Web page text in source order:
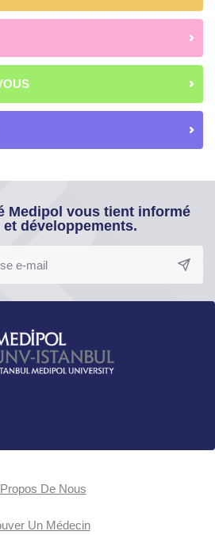
Medipol vous tient informé
développements.
De Nous
Un Médecin